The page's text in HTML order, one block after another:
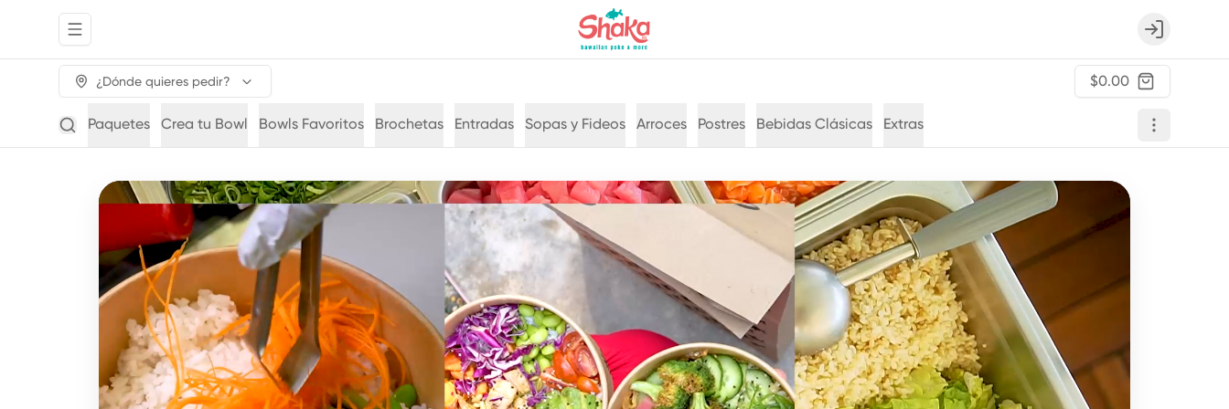
Abrir menu de navegación Login
¿Dónde quieres pedir? $0.00
Paquetes Crea tu Bowl Bowls Favoritos Brochetas Entradas Sopas y Fideos Arroces Postres Bebidas Clásicas Extras